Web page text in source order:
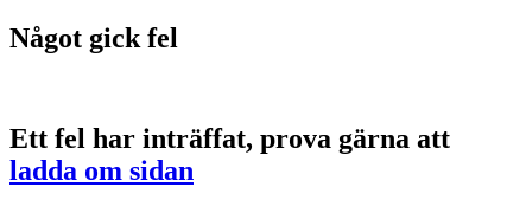
Något gick fel
Ett fel har inträffat, prova gärna att
ladda om sidan